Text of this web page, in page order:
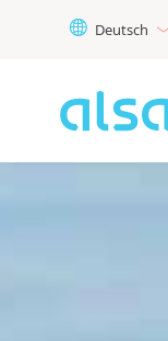
Zum Hauptinhalt springen
Deutsch